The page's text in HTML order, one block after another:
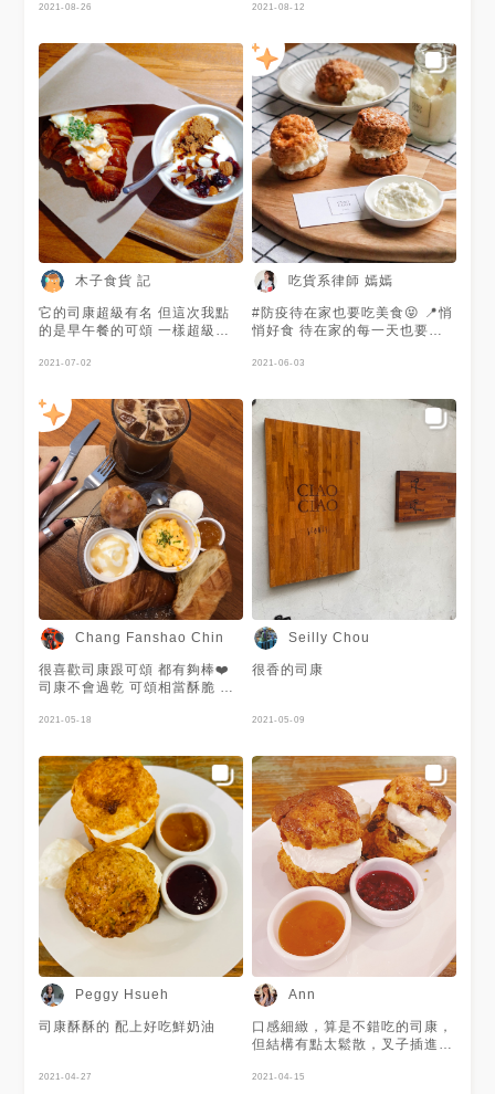
康
2021-08-26 2021-08-12
木子食貨 記
它的司康超級有名 但這次我點
的是早午餐的可頌 一樣超級好
2021-07-02
吃貨系律師 嫣嫣
#防疫待在家也要吃美食😝 📍悄
悄好食 待在家的每一天也要很
感！！） 悄悄的司康大家一定
疫組合 還附一瓶鮮奶油可以自
己抹（包裝好萌💓） 組合裡面
三種口味：原味、包餡芋泥、伯
爵 第一次吃到司康裡面是有包
餡的🤣 芋泥控會喜歡，超濃郁
💜 不過我最愛還是伯爵司康，
本體濃濃伯爵茶味 抹上悄悄鮮
奶油就是一份很chill的下午茶啦
$490 （原味牛奶x2、芋頭放鬆
x2、伯爵濃奶x2 、悄悄鮮奶油
200ml） （⚠️因為疫情期間物
流不穩定，目前有供應的組合要
詢問店家唷！） / #悄悄司康 #
司康 #下午茶 #甜點 #司康專賣
#悄悄好食 #悄悄好食杭州舖
2021-06-03
Chang Fanshao Chin
很喜歡司康跟可頌 都有夠棒❤️
司康不會過乾 可頌相當酥脆 當
都超喜歡🤤 還有蛋沙拉可以配
啡偏酸 我沒有到很喜歡下次可
能會點別的飲料😗
2021-05-18
Seilly Chou
很香的司康
2021-05-09
Peggy Hsueh
司康酥酥的 配上好吃鮮奶油
2021-04-27
Ann
口感細緻，算是不錯吃的司康，
但結構有點太鬆散，叉子插進去
和果醬，但我覺得附了這些並沒
2021-04-15